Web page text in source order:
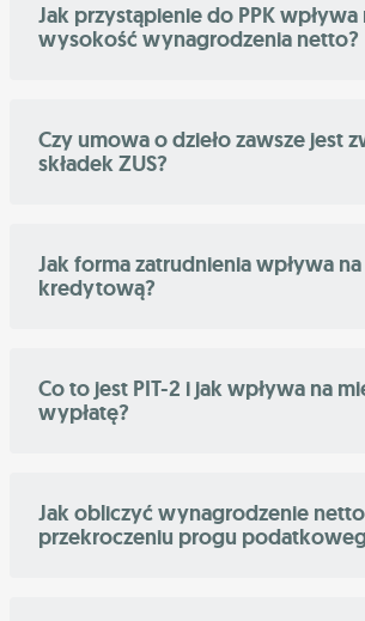
Jak przystąpienie do PPK wpływa
wysokość wynagrodzenia netto?
Czy umowa o dzieło zawsze jest
składek ZUS?
Jak forma zatrudnienia wpływa
kredytową?
Co to jest PIT-2 i jak wpływa na
wypłatę?
Jak obliczyć wynagrodzenie
przekroczeniu progu